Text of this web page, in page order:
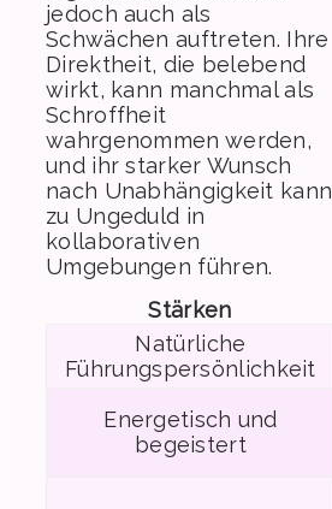
jedoch auch als
Schwächen auftreten. Ihre
Direktheit, die belebend
wirkt, kann manchmal als
Schroffheit
wahrgenommen werden,
und ihr starker Wunsch
nach Unabhängigkeit kann
zu Ungeduld in
kollaborativen
Umgebungen führen.
Stärken
Natürliche
Führungspersönlichkeit
Energetisch und
begeistert